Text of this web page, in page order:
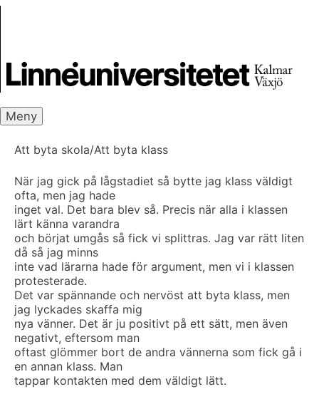
Meny
Att byta skola/Att byta klass
När jag gick på lågstadiet så bytte jag klass väldigt
ofta, men jag hade
inget val. Det bara blev så. Precis när alla i klassen
lärt känna varandra
och börjat umgås så fick vi splittras. Jag var rätt liten
då så jag minns
inte vad lärarna hade för argument, men vi i klassen
protesterade.
Det var spännande och nervöst att byta klass, men
jag lyckades skaffa mig
nya vänner. Det är ju positivt på ett sätt, men även
negativt, eftersom man
oftast glömmer bort de andra vännerna som fick gå i
en annan klass. Man
tappar kontakten med dem väldigt lätt.